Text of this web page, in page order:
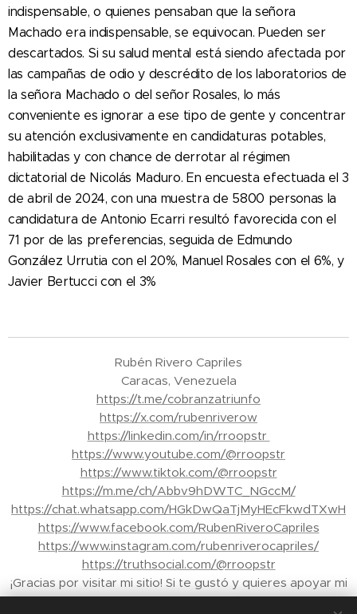
indispensable, o quienes pensaban que la señora
Machado era indispensable, se equivocan. Pueden ser
descartados. Si su salud mental está siendo afectada por
las campañas de odio y descrédito de los laboratorios de
la señora Machado o del señor Rosales, lo más
conveniente es ignorar a ese tipo de gente y concentrar
su atención exclusivamente en candidaturas potables,
habilitadas y con chance de derrotar al régimen
dictatorial de Nicolás Maduro. En encuesta efectuada el 3
de abril de 2024, con una muestra de 5800 personas la
candidatura de Antonio Ecarri resultó favorecida con el
71 por de las preferencias, seguida de Edmundo
González Urrutia con el 20%, Manuel Rosales con el 6%, y
Javier Bertucci con el 3%
Rubén Rivero Capriles
Caracas, Venezuela
https://t.me/cobranzatriunfo
https://x.com/rubenriverow
https://linkedin.com/in/rroopstr
https://www.youtube.com/@rroopstr
https://www.tiktok.com/@rroopstr
https://m.me/ch/Abbv9hDWTC_NGccM/
https://chat.whatsapp.com/HGkDwQaTjMyHEcFkwdTXwH
https://www.facebook.com/RubenRiveroCapriles
https://www.instagram.com/rubenriverocapriles/
https://truthsocial.com/@rroopstr
¡Gracias por visitar mi sitio! Si te gustó y quieres apoyar mi
trabajo, puedes enviar propinas a través de Binance a mi